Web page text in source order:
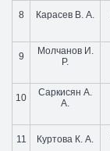
8 Карасев В. А.
9
Молчанов И.
Р.
10
Саркисян А.
А.
11 Куртова К. А.